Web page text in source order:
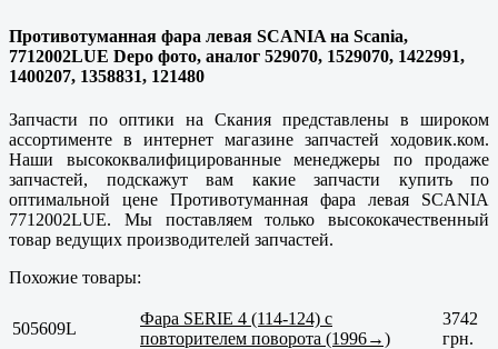
Противотуманная фара левая SCANIA на Scania,
7712002LUE Depo фото, аналог 529070, 1529070, 1422991,
1400207, 1358831, 121480
Запчасти по оптики на Скания представлены в широком
ассортименте в интернет магазине запчастей ходовик.ком.
Наши высококвалифицированные менеджеры по продаже
запчастей, подскажут вам какие запчасти купить по
оптимальной цене Противотуманная фара левая SCANIA
7712002LUE. Мы поставляем только высококачественный
товар ведущих производителей запчастей.
Похожие товары:
505609L
Фара SERIE 4 (114-124) с
повторителем поворота (1996→)
3742
грн.